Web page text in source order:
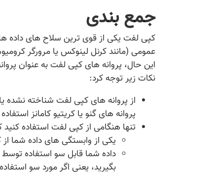
جمع بندی
کپی لفت یکی از قوی ترین سلاح های داده
عمومی (مانند کرنل لینوکس یا مرورگر
این حال، پروانه های کپی لفت به عنوان
نکات زیر توجه کرد:
از پروانه های کپی لفت شناخته نشده
پروانه های گنو یا کریتیو کامانز
تنها هنگامی از کپی لفت استفاده
یکی از وابستگی های داده شما
داده شما قابل سو استفاده
بگیرید، یعنی اگر مورد سو